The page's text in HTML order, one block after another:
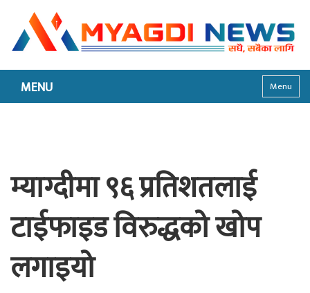
MENU Menu
म्याग्दीमा ९६ प्रतिशतलाई
टाईफाइड विरुद्धको खोप
लगाइयो